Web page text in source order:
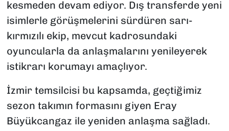
kesmeden devam ediyor. Dış transferde yeni
isimlerle görüşmelerini sürdüren sarı-
kırmızılı ekip, mevcut kadrosundaki
oyuncularla da anlaşmalarını yenileyerek
istikrarı korumayı amaçlıyor.
İzmir temsilcisi bu kapsamda, geçtiğimiz
sezon takımın formasını giyen Eray
Büyükcangaz ile yeniden anlaşma sağladı.